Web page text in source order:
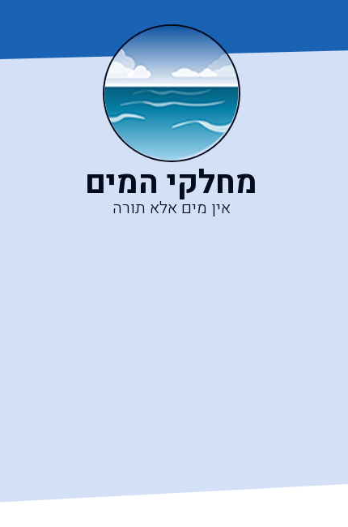
מחלקי המים
אין מים אלא תורה